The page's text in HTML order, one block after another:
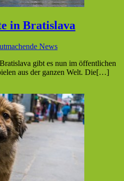
in Bratislava
News
gibt es nun im öffentlichen
aus der ganzen Welt. Die[…]